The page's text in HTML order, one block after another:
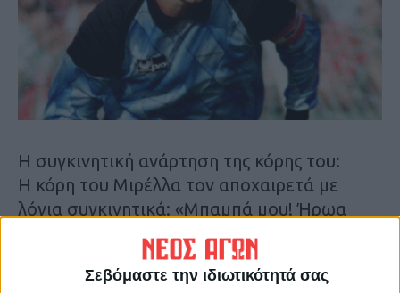
Σεβόμαστε την ιδιωτικότητά σας
Η συγκινητική ανάρτηση της κόρης του:
Η κόρη του Μιρέλλα τον αποχαιρετά με
λόγια συγκινητικά: «Μπαμπά μου! Ήρωα
μου! Ούτε στιγμή δεν παραιτήθηκες, ούτε
λεπτό δεν επιβεβαίωσες τις προγνώσεις.
Τους πάτησες όλους κάτω, τους ξεγέλασες